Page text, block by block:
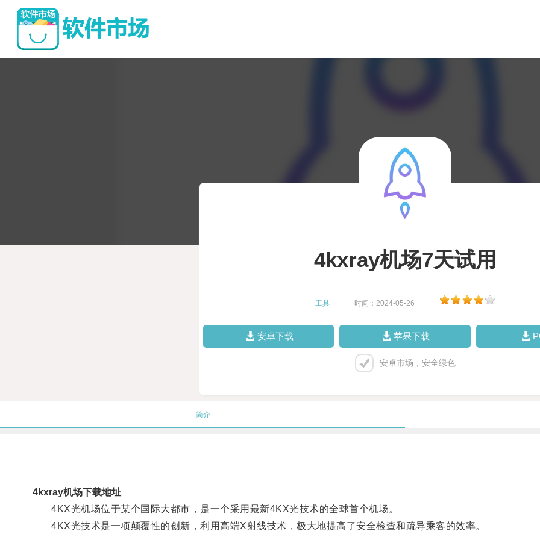
4kxray机场7天试用
工具 时间：2024-05-26
安卓下载 苹果下载
安卓市场，安全绿色
简介
4kxray机场下载地址
4KX光机场位于某个国际大都市，是一个采用最新4KX光技术的全球首个机场。
4KX光技术是一项颠覆性的创新，利用高端X射线技术，极大地提高了安全检查和疏导乘客的效率。